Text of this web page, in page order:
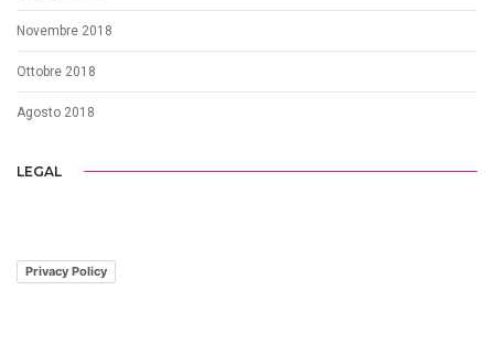
Novembre 2018
Ottobre 2018
Agosto 2018
LEGAL
Privacy Policy